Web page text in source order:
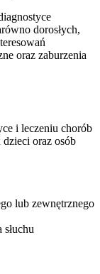
dorosłych,
oraz zaburzenia
i leczeniu chorób
dzieci oraz osób
lub zewnętrznego